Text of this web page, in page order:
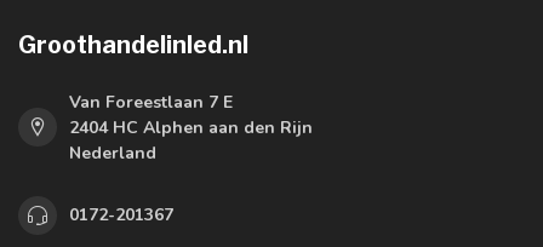
Groothandelinled.nl
Van Foreestlaan 7 E
2404 HC Alphen aan den Rijn
Nederland
0172-201367